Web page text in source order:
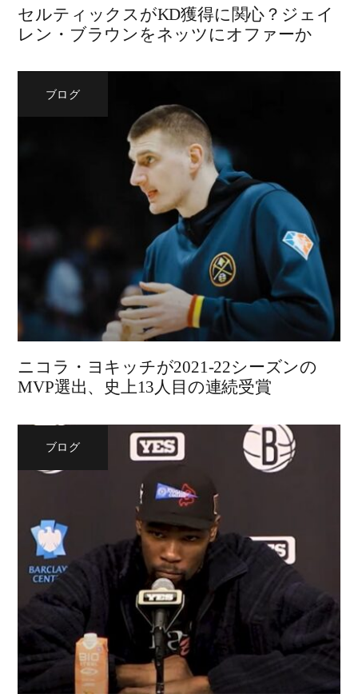
セルティックスがKD獲得に関心？ジェイ
レン・ブラウンをネッツにオファーか
ブログ
ニコラ・ヨキッチが2021-22シーズンの
MVP選出、史上13人目の連続受賞
ブログ